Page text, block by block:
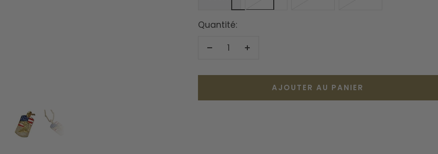
Quantité:
Réduire
Augmenter
quantitéAJOUTER AU PANIER